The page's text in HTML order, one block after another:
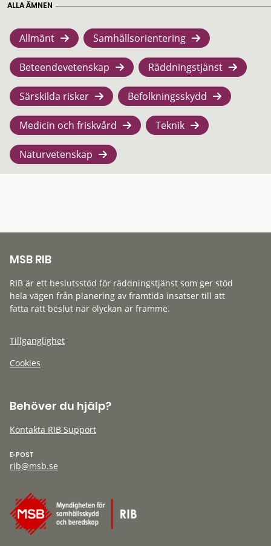
ALLA ÄMNEN
Allmänt Samhällsorientering
Beteendevetenskap Räddningstjänst
Särskilda risker Befolkningsskydd
Medicin och friskvård Teknik
Naturvetenskap
MSB RIB
RIB är ett beslutsstöd för räddningstjänst som ger stöd
hela vägen från planering av framtida insatser till att
fatta rätt beslut när olyckan är framme.
Tillgänglighet
Cookies
Behöver du hjälp?
Kontakta RIB Support
E-POST
rib@msb.se